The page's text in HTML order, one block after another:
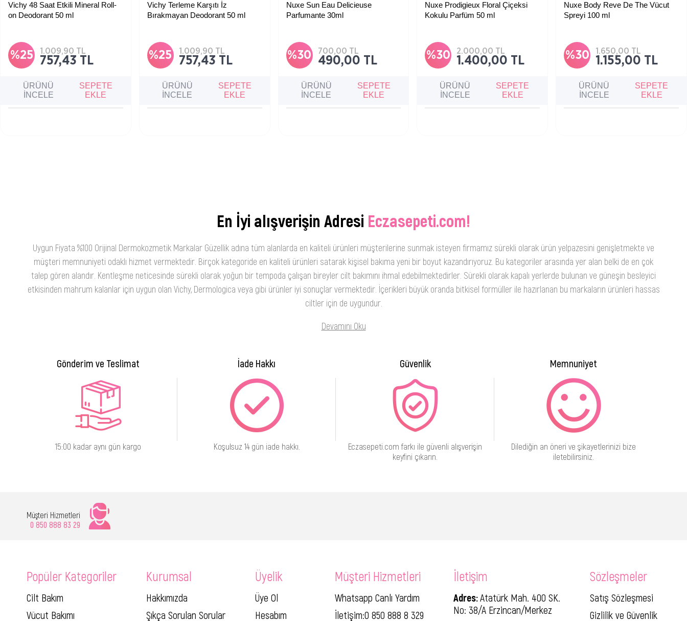
Vichy 48 Saat Etkili Mineral Roll-
on Deodorant 50 ml
%25 757,43 TL
1.009,90 TL
ÜRÜNÜ
İNCELE
SEPETE
EKLE
Vichy Terleme Karşıtı İz
Bırakmayan Deodorant 50 ml
%25 757,43 TL
1.009,90 TL
ÜRÜNÜ
İNCELE
SEPETE
EKLE
Nuxe Sun Eau Delicieuse
Parfumante 30ml
ve saç spreyi.
%30 490,00 TL
700,00 TL
ÜRÜNÜ
İNCELE
SEPETE
EKLE
Nuxe Prodigieux Floral Çiçeksi
Kokulu Parfüm 50 ml
Parfum.
%30 1.400,00 TL
2.000,00 TL
ÜRÜNÜ
İNCELE
SEPETE
EKLE
Nuxe Body Reve De The Vücut
Spreyi 100 ml
%30 1.155,00 TL
1.650,00 TL
ÜRÜNÜ
İNCELE
SEPETE
EKLE
En İyi alışverişin Adresi Eczasepeti.com!
Uygun Fiyata %100 Orijinal Dermokozmetik Markalar Güzellik adına tüm alanlarda en kaliteli ürünleri müşterilerine sunmak isteyen firmamız sürekli olarak ürün yelpazesini genişletmekte ve
müşteri memnuniyeti odaklı hizmet vermektedir. Birçok kategoride en kaliteli ürünleri satarak kişisel bakıma yeni bir boyut kazandırıyoruz. Bu kategoriler arasında yer alan belki de en çok
talep gören alandır. Kentleşme neticesinde sürekli olarak yoğun bir tempoda çalışan bireyler cilt bakımını ihmal edebilmektedirler. Sürekli olarak kapalı yerlerde bulunan ve güneşin besleyici
etkisinden mahrum kalanlar için uygun olan Vichy, Dermologica veya gibi ürünler iyi sonuçlar vermektedir. İçerikleri büyük oranda bitkisel formüller ile hazırlanan bu markaların ürünleri hassas
ciltler için de uygundur.
Devamını Oku
Gönderim ve Teslimat
15:00 kadar aynı gün kargo
İade Hakkı
Koşulsuz 14 gün iade hakkı.
Güvenlik
Eczasepeti.com farkı ile güvenli alışverişin
keyfini çıkarın.
Memnuniyet
Dilediğin an öneri ve şikayetlerinizi bize
iletebilirsiniz.
Müşteri Hizmetleri
0 850 888 83 29
Popüler Kategoriler
Cilt Bakım
Vücut Bakımı
Kurumsal
Hakkımızda
Şıkça Sorulan Sorular
Üyelik
Üye Ol
Hesabım
Müşteri Hizmetleri
Whatsapp Canlı Yardım
İletişim:0 850 888 8 329
İletişim
Adres:Atatürk Mah. 400 SK.
No: 38/A Erzincan/Merkez
Sözleşmeler
Satış Sözleşmesi
Gizlilik ve Güvenlik